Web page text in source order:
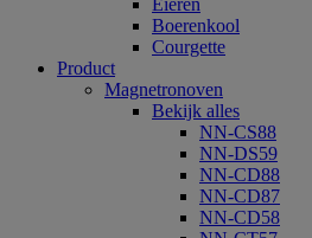
Eieren
Boerenkool
Courgette
Product
Magnetronoven
Bekijk alles
NN-CS88
NN-DS59
NN-CD88
NN-CD87
NN-CD58